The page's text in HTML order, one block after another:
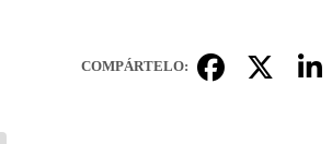
COMPÁRTELO: